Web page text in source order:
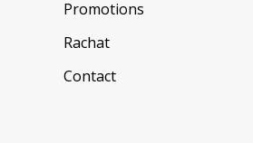
Promotions
Rachat
Contact